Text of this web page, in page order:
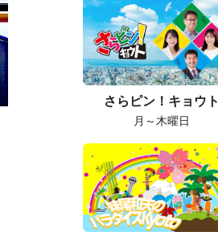
さらピン！キョウト
月～木曜日